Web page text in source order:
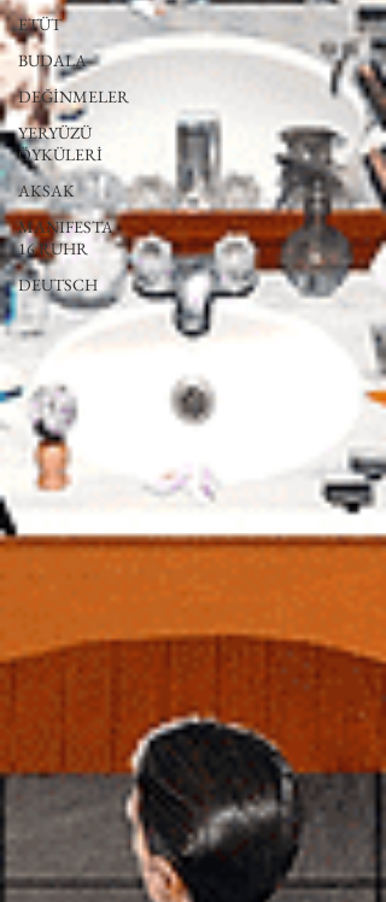
ETÜT
BUDALA
DEĞİNMELER
YERYÜZÜ
ÖYKÜLERİ
AKSAK
MANIFESTA
16 RUHR
DEUTSCH